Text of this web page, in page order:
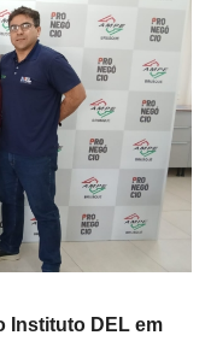
Instituto DEL em